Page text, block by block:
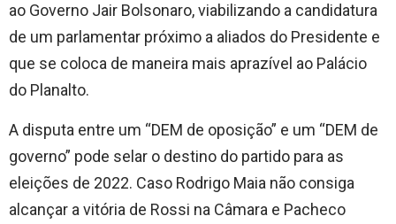
ao Governo Jair Bolsonaro, viabilizando a candidatura
de um parlamentar próximo a aliados do Presidente e
que se coloca de maneira mais aprazível ao Palácio
do Planalto.
A disputa entre um “DEM de oposição” e um “DEM de
governo” pode selar o destino do partido para as
eleições de 2022. Caso Rodrigo Maia não consiga
alcançar a vitória de Rossi na Câmara e Pacheco